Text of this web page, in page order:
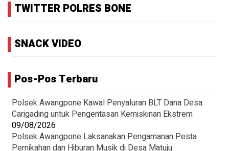
TWITTER POLRES BONE
SNACK VIDEO
Pos-Pos Terbaru
‎Polsek Awangpone Kawal Penyaluran BLT Dana Desa
Carigading untuk Pengentasan Kemiskinan Ekstrem
09/08/2026
‎Polsek Awangpone Laksanakan Pengamanan Pesta
Pernikahan dan Hiburan Musik di Desa Matuju ‎